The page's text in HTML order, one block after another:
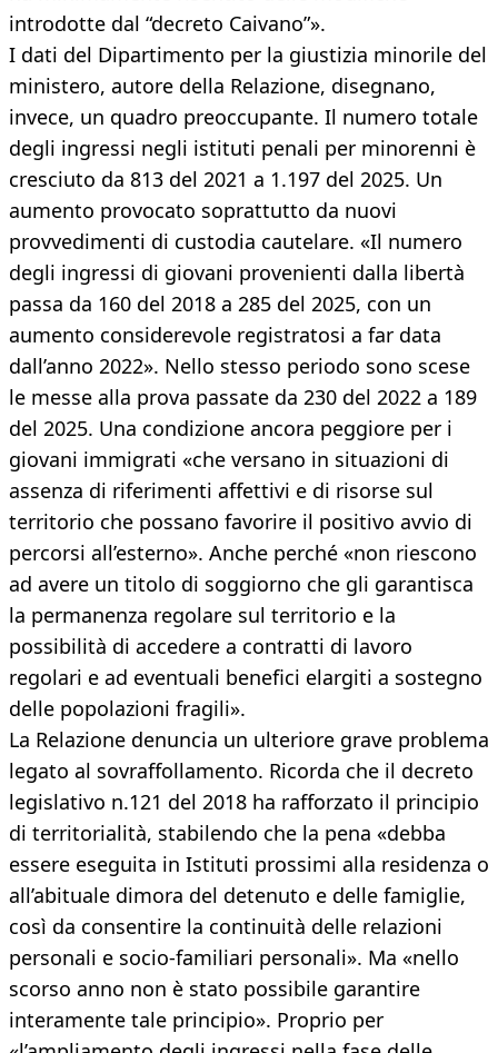
introdotte dal “decreto Caivano”».
I dati del Dipartimento per la giustizia minorile del
ministero, autore della Relazione, disegnano,
invece, un quadro preoccupante. Il numero totale
degli ingressi negli istituti penali per minorenni è
cresciuto da 813 del 2021 a 1.197 del 2025. Un
aumento provocato soprattutto da nuovi
provvedimenti di custodia cautelare. «Il numero
degli ingressi di giovani provenienti dalla libertà
passa da 160 del 2018 a 285 del 2025, con un
aumento considerevole registratosi a far data
dall’anno 2022». Nello stesso periodo sono scese
le messe alla prova passate da 230 del 2022 a 189
del 2025. Una condizione ancora peggiore per i
giovani immigrati «che versano in situazioni di
assenza di riferimenti affettivi e di risorse sul
territorio che possano favorire il positivo avvio di
percorsi all’esterno». Anche perché «non riescono
ad avere un titolo di soggiorno che gli garantisca
la permanenza regolare sul territorio e la
possibilità di accedere a contratti di lavoro
regolari e ad eventuali benefici elargiti a sostegno
delle popolazioni fragili».
La Relazione denuncia un ulteriore grave problema
legato al sovraffollamento. Ricorda che il decreto
legislativo n.121 del 2018 ha rafforzato il principio
di territorialità, stabilendo che la pena «debba
essere eseguita in Istituti prossimi alla residenza o
all’abituale dimora del detenuto e delle famiglie,
così da consentire la continuità delle relazioni
personali e socio-familiari personali». Ma «nello
scorso anno non è stato possibile garantire
interamente tale principio». Proprio per